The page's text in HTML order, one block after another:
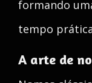
formando
tempo
A arte de